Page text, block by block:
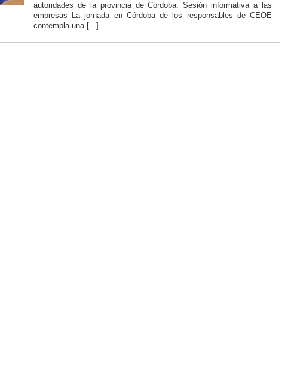
autoridades de la provincia de Córdoba. Sesión informativa a las
empresas La jornada en Córdoba de los responsables de CEOE
contempla una [...]